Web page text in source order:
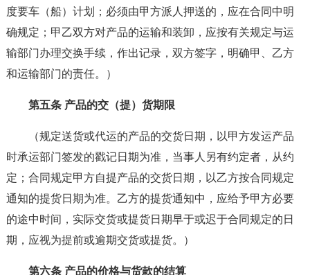
度要车（船）计划；必须由甲方派人押送的，应在合同中明
确规定；甲乙双方对产品的运输和装卸，应按有关规定与运
输部门办理交换手续，作出记录，双方签字，明确甲、乙方
和运输部门的责任。）
第五条 产品的交（提）货期限
（规定送货或代运的产品的交货日期，以甲方发运产品
时承运部门签发的戳记日期为准，当事人另有约定者，从约
定；合同规定甲方自提产品的交货日期，以乙方按合同规定
通知的提货日期为准。乙方的提货通知中，应给予甲方必要
的途中时间，实际交货或提货日期早于或迟于合同规定的日
期，应视为提前或逾期交货或提货。）
第六条 产品的价格与货款的结算